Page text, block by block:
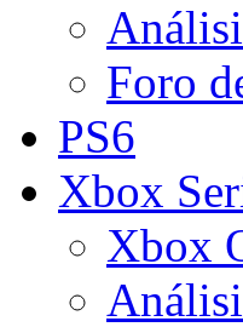
Foro
PS6
Xbox
Xbox